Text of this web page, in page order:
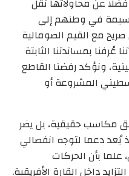
في وطنهم إلى
مع القيم الصومالية
عُرفنا بمساندتنا الثابتة
ونؤكد رفضنا القاطع
المشروعة أو
مكاسب حقيقية، بل يضر
يُعد دعما لتوجه انفصالي
بأن الحركات
داخل القارة الأفريقية.